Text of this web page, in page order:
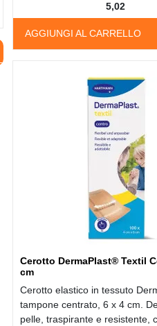
AGGIUNGI AL CARRELLO
5,02
Cerotto DermaPlast® Textil
cm
Cerotto elastico in tessuto
tampone centrato, 6 x 4 cm.
pelle, traspirante e resistente,